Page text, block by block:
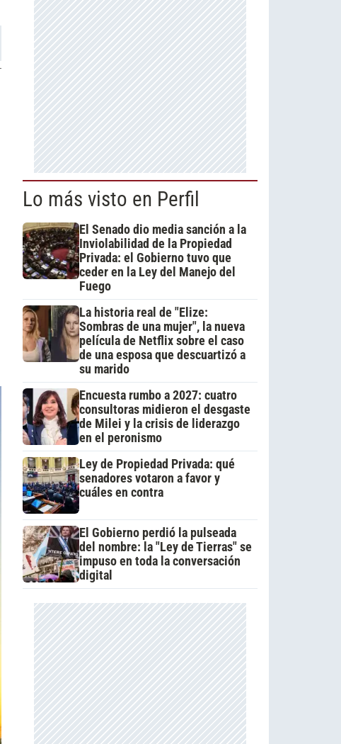
Lo más visto en Perfil
El Senado dio media sanción a la
Inviolabilidad de la Propiedad
Privada: el Gobierno tuvo que
ceder en la Ley del Manejo del
Fuego
La historia real de "Elize:
Sombras de una mujer", la nueva
película de Netflix sobre el caso
de una esposa que descuartizó a
su marido
Encuesta rumbo a 2027: cuatro
consultoras midieron el desgaste
de Milei y la crisis de liderazgo
en el peronismo
Ley de Propiedad Privada: qué
senadores votaron a favor y
cuáles en contra
El Gobierno perdió la pulseada
del nombre: la "Ley de Tierras" se
impuso en toda la conversación
digital